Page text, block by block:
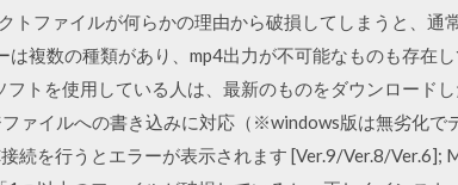
トファイルが何らかの理由から破損してしまうと、通
は複数の種類があり、mp4出力が不可能なものも存在
フトを使用している人は、最新のものをダウンロード
ファイルへの書き込みに対応（※windows版は無劣化
続を行うとエラーが表示されます [Ver.9/Ver.8/Ver.6];